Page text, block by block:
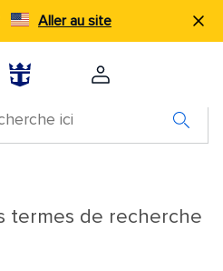
Aller au site
termes de recherche